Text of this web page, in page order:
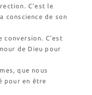
C’est le
conscience de son
C’est
de Dieu pour
que nous
pour en être